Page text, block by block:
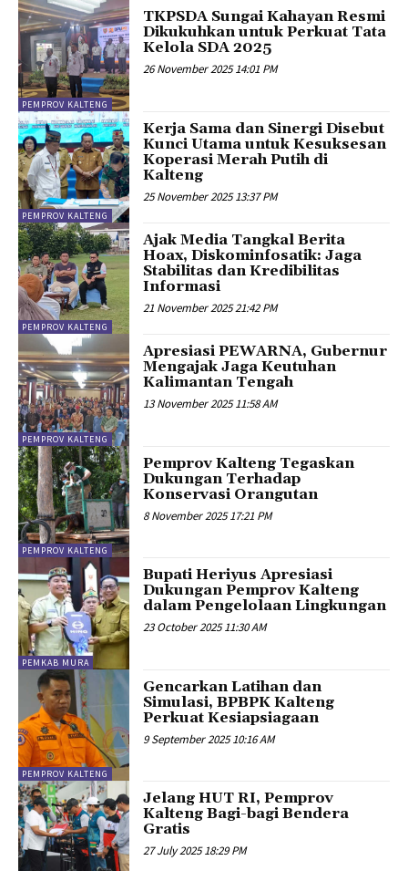
PEMPROV KALTENG
TKPSDA Sungai Kahayan Resmi
Dikukuhkan untuk Perkuat Tata
Kelola SDA 2025
26 November 2025 14:01 PM
PEMPROV KALTENG
Kerja Sama dan Sinergi Disebut
Kunci Utama untuk Kesuksesan
Koperasi Merah Putih di
Kalteng
25 November 2025 13:37 PM
PEMPROV KALTENG
Ajak Media Tangkal Berita
Hoax, Diskominfosatik: Jaga
Stabilitas dan Kredibilitas
Informasi
21 November 2025 21:42 PM
PEMPROV KALTENG
Apresiasi PEWARNA, Gubernur
Mengajak Jaga Keutuhan
Kalimantan Tengah
13 November 2025 11:58 AM
PEMPROV KALTENG
Pemprov Kalteng Tegaskan
Dukungan Terhadap
Konservasi Orangutan
8 November 2025 17:21 PM
PEMKAB MURA
Bupati Heriyus Apresiasi
Dukungan Pemprov Kalteng
dalam Pengelolaan Lingkungan
23 October 2025 11:30 AM
PEMPROV KALTENG
Gencarkan Latihan dan
Simulasi, BPBPK Kalteng
Perkuat Kesiapsiagaan
9 September 2025 10:16 AM
Jelang HUT RI, Pemprov
Kalteng Bagi-bagi Bendera
Gratis
27 July 2025 18:29 PM